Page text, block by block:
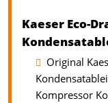
Kaeser Eco-
Original
Kompressor